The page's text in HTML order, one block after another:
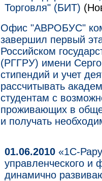
Торговля" (БИТ)
Офис "АВРОБУС"
завершил первый
Российском
(РГГРУ) имени
стипендий и учет
рассчитывать
студентам с
проживающих в
и получать
01.06.2010 «1С-
управленческого и
динамично